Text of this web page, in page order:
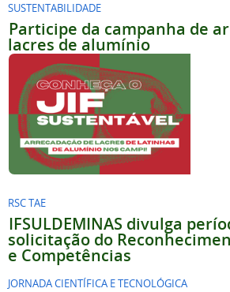
SUSTENTABILIDADE
Participe da campanha de
lacres de alumínio
RSC TAE
IFSULDEMINAS divulga
solicitação do
e Competências
JORNADA CIENTÍFICA E TECNOLÓGICA